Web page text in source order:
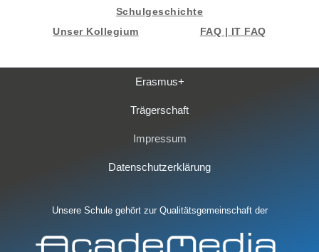
Schulgeschichte
Unser Kollegium
FAQ | IT FAQ
Erasmus+
Trägerschaft
Impressum
Datenschutzerklärung
Unsere Schule gehört zur Qualitätsgemeinschaft der